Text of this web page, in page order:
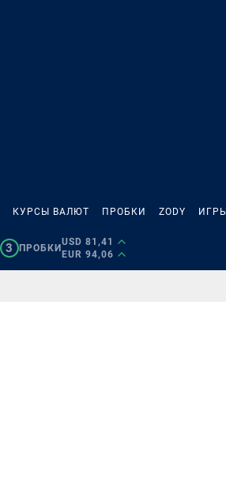
КУРСЫ ВАЛЮТ ПРОБКИ ZODY ИГРЫ
3 ПРОБКИ
USD 81,41
EUR 94,06